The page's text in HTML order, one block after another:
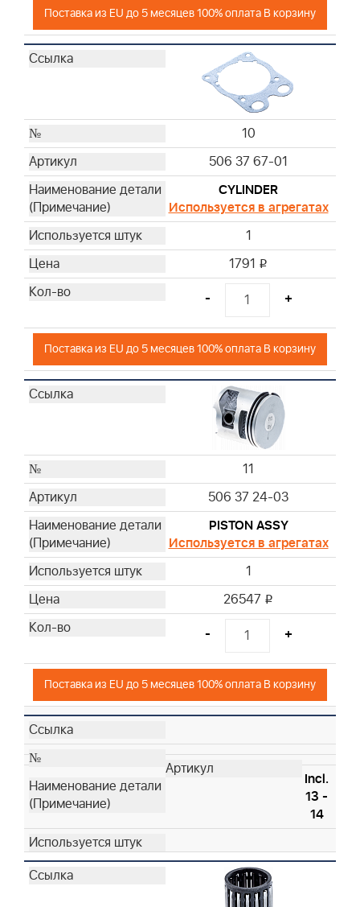
Поставка из EU до 5 месяцев 100% оплата В корзину
10
506 37 67-01
CYLINDER
Используется в агрегатах
1
1791 i
- +
Поставка из EU до 5 месяцев 100% оплата В корзину
11
506 37 24-03
PISTON ASSY
Используется в агрегатах
1
26547 i
- +
Поставка из EU до 5 месяцев 100% оплата В корзину
Incl.
13 -
14